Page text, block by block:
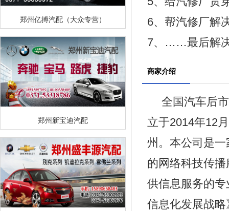
郑州亿搏汽配（大众专营）
郑州新宝迪汽配
6、帮汽修厂解
7、……最后解决
商家介绍
全国汽车后
立于2014年12
州。本公司是
的网络科技传
供信息服务的
信息化发展战